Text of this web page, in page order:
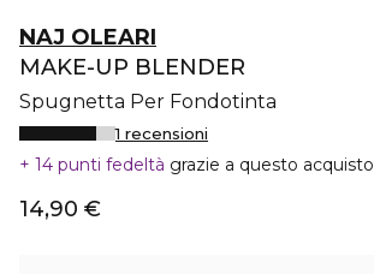
NAJ OLEARI
MAKE-UP BLENDER
Spugnetta Per Fondotinta
1 recensioni
14 punti fedeltà grazie a questo acquisto
14,90 €